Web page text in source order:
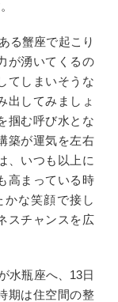
る蟹座で起こり
が湧いてくるの
てしまいそうな
出してみましょ
掴む呼び水とな
築が運気を左右
、いつも以上に
高まっている時
な笑顔で接し
スチャンスを広
水瓶座へ、13日
期は住空間の整